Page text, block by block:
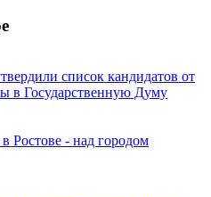
список кандидатов от
в Государственную Думу
Ростове - над городом